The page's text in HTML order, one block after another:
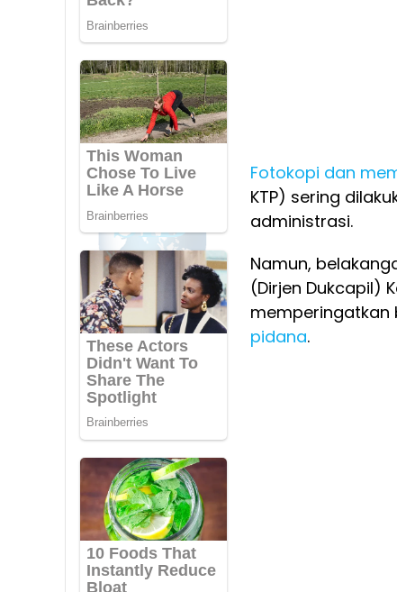
Fotokopi dan
KTP) sering
administrasi.
Namun,
(Dirjen Dukcapil)
memperingatkan
pidana.